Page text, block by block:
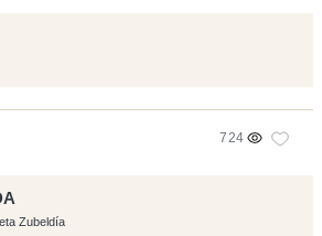
724
Zubeldía